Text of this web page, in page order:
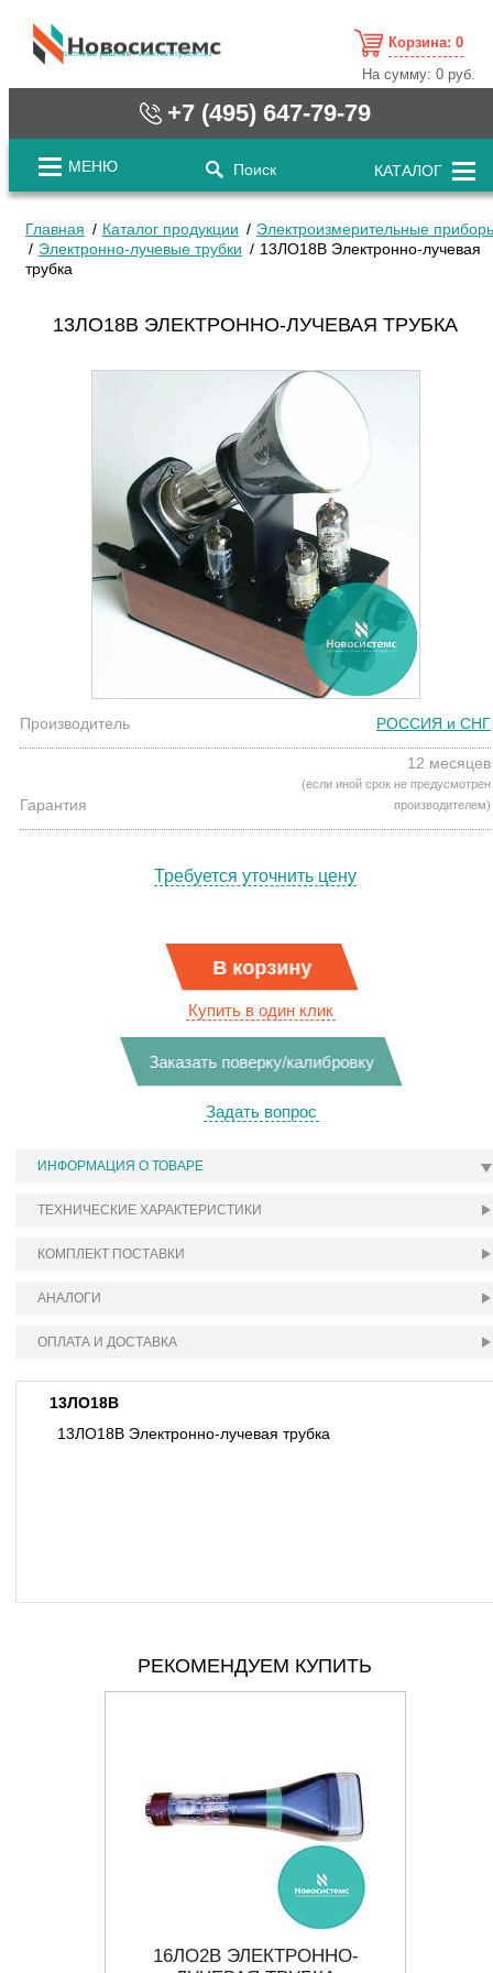
cистемные решения / www.novosystems.ru
Корзина: 0
На сумму:0 руб.
+7 (495) 647-79-79
МЕНЮ Поиск КАТАЛОГ
Главная Каталог продукции
Электроизмерительные
Электронно-лучевые трубки
13ЛО18В Электронно-лучевая
трубка
13ЛО18В ЭЛЕКТРОННО-ЛУЧЕВАЯ ТРУБКА
Производитель РОССИЯ и СНГ
Гарантия
12 месяцев
(если иной срок не предусмотрен
производителем)
Требуется уточнить цену
В корзину
Купить в один клик
Заказать поверку/калибровку
Задать вопрос
ИНФОРМАЦИЯ О ТОВАРЕ
ТЕХНИЧЕСКИЕ ХАРАКТЕРИСТИКИ
КОМПЛЕКТ ПОСТАВКИ
АНАЛОГИ
ОПЛАТА И ДОСТАВКА
13ЛО18В
13ЛО18В Электронно-лучевая трубка
РЕКОМЕНДУЕМ КУПИТЬ
16ЛО2В ЭЛЕКТРОННО-